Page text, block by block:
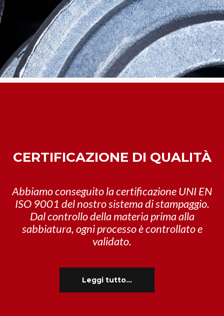
CERTIFICAZIONE DI QUALITÀ
Abbiamo conseguito la certificazione UNI EN
ISO 9001 del nostro sistema di stampaggio.
Dal controllo della materia prima alla
sabbiatura, ogni processo è controllato e
validato.
Leggi tutto...